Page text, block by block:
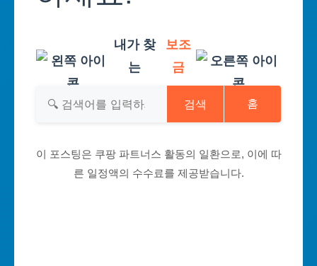
내가 찾
는
보조
금
검색 홈
이 포스팅은 쿠팡 파트너스 활동의 일환으로, 이에 따
른 일정액의 수수료를 제공받습니다.